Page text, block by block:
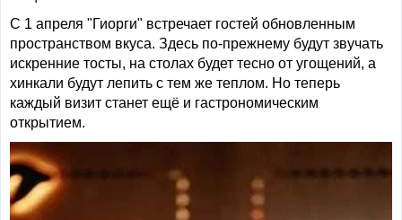
С 1 апреля "Гиорги" встречает гостей обновленным
пространством вкуса. Здесь по-прежнему будут звучать
искренние тосты, на столах будет тесно от угощений, а
хинкали будут лепить с тем же теплом. Но теперь
каждый визит станет ещё и гастрономическим
открытием.